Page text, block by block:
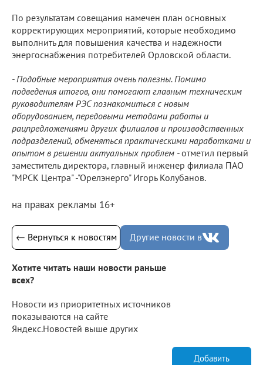
По результатам совещания намечен план основных
корректирующих мероприятий, которые необходимо
выполнить для повышения качества и надежности
энергоснабжения потребителей Орловской области.
- Подобные мероприятия очень полезны. Помимо
подведения итогов, они помогают главным техническим
руководителям РЭС познакомиться с новым
оборудованием, передовыми методами работы и
рацпредложениями других филиалов и производственных
подразделений, обменяться практическими наработками и
опытом в решении актуальных проблем -отметил первый
заместитель директора, главный инженер филиала ПАО
"МРСК Центра" -"Орелэнерго" Игорь Колубанов.
на правах рекламы 16+
← Вернуться к новостям Другие новости в
Хотите читать наши новости раньше
всех?
Новости из приоритетных источников
показываются на сайте
Яндекс.Новостей выше других
Добавить